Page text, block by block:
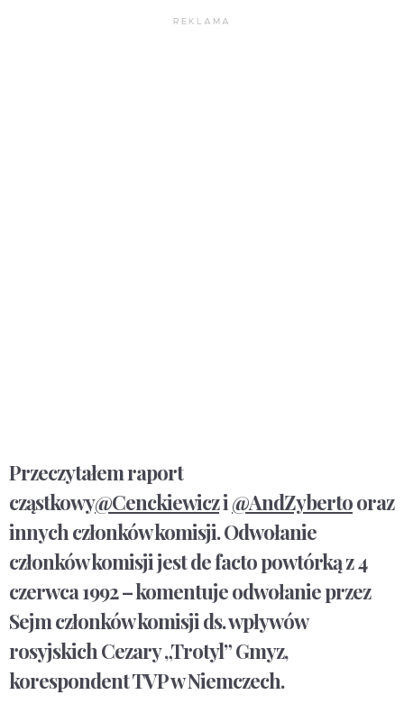
REKLAMA
Przeczytałem raport
cząstkowy@Cenckiewiczi@AndZybertooraz
innych członków komisji. Odwołanie
członków komisji jest de facto powtórką z 4
czerwca 1992 – komentuje odwołanie przez
Sejm członków komisji ds. wpływów
rosyjskich Cezary „Trotyl” Gmyz,
korespondent TVP w Niemczech.